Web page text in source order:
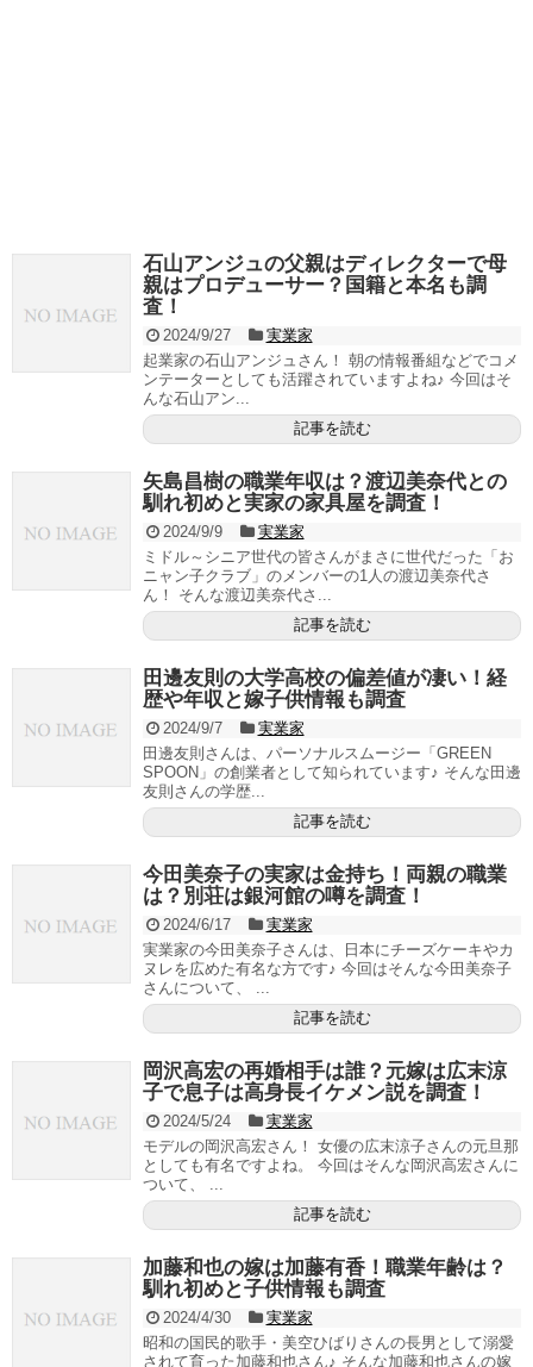
石山アンジュの父親はディレクターで母
親はプロデューサー？国籍と本名も調
査！
2024/9/27
実業家
起業家の石山アンジュさん！ 朝の情報番組などでコメ
ンテーターとしても活躍されていますよね♪ 今回はそ
んな石山アン...
記事を読む
矢島昌樹の職業年収は？渡辺美奈代との
馴れ初めと実家の家具屋を調査！
2024/9/9
実業家
ミドル～シニア世代の皆さんがまさに世代だった「お
ニャン子クラブ」のメンバーの1人の渡辺美奈代さ
ん！ そんな渡辺美奈代さ...
記事を読む
田邊友則の大学高校の偏差値が凄い！経
歴や年収と嫁子供情報も調査
2024/9/7
実業家
田邊友則さんは、パーソナルスムージー「GREEN
SPOON」の創業者として知られています♪ そんな田邊
友則さんの学歴...
記事を読む
今田美奈子の実家は金持ち！両親の職業
は？別荘は銀河館の噂を調査！
2024/6/17
実業家
実業家の今田美奈子さんは、日本にチーズケーキやカ
ヌレを広めた有名な方です♪ 今回はそんな今田美奈子
さんについて、 ...
記事を読む
岡沢高宏の再婚相手は誰？元嫁は広末涼
子で息子は高身長イケメン説を調査！
2024/5/24
実業家
モデルの岡沢高宏さん！ 女優の広末涼子さんの元旦那
としても有名ですよね。 今回はそんな岡沢高宏さんに
ついて、 ...
記事を読む
加藤和也の嫁は加藤有香！職業年齢は？
馴れ初めと子供情報も調査
2024/4/30
実業家
昭和の国民的歌手・美空ひばりさんの長男として溺愛
されて育った加藤和也さん♪ そんな加藤和也さんの嫁